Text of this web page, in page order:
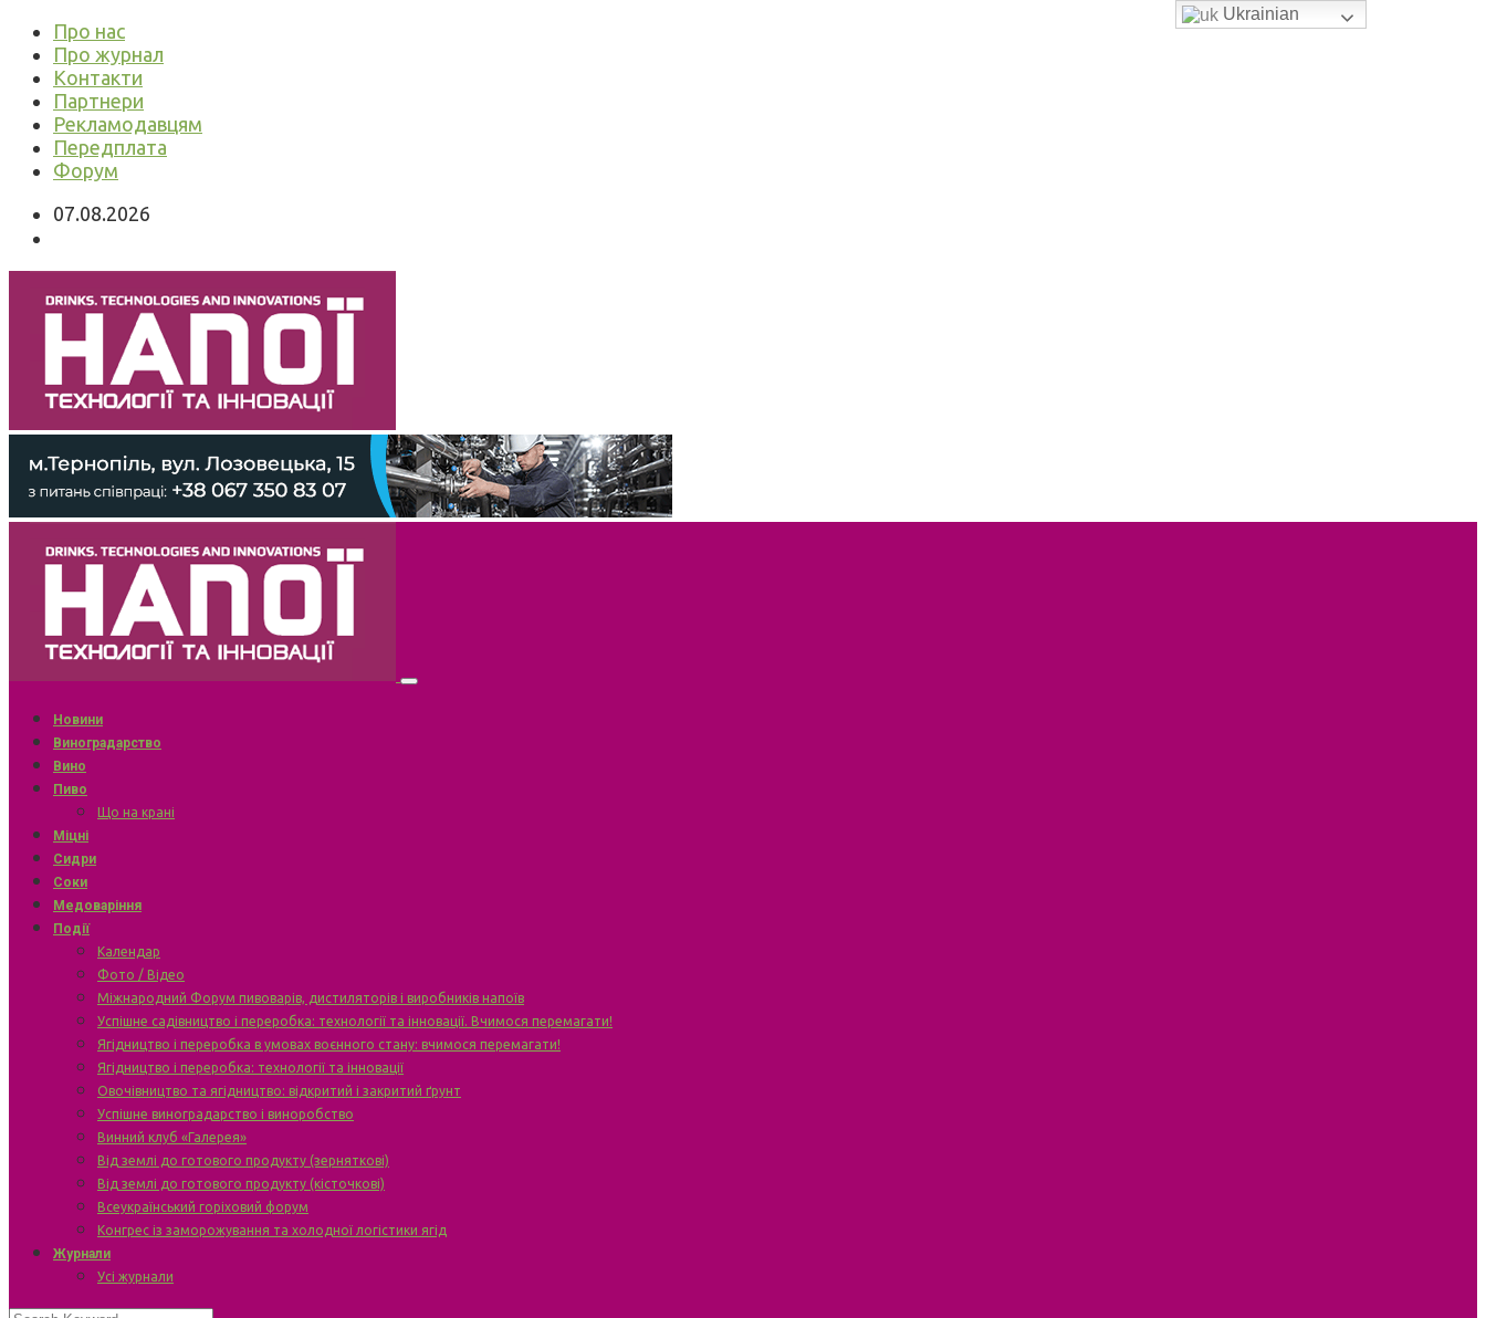
Про нас
Про журнал
Контакти
Партнери
Рекламодавцям
Передплата
Форум
07.08.2026
Новини
Виноградарство
Вино
Пиво
Що на крані
Міцні
Сидри
Соки
Медоваріння
Події
Календар
Фото / Відео
Міжнародний Форум пивоварів, дистиляторів і виробників напоїв
Успішне садівництво і переробка: технології та інновації. Вчимося перемагати!
Ягідництво і переробка в умовах воєнного стану: вчимося перемагати!
Ягідництво і переробка: технології та інновації
Овочівництво та ягідництво: відкритий і закритий ґрунт
Успішне виноградарство і виноробство
Винний клуб «Галерея»
Від землі до готового продукту (зерняткові)
Від землі до готового продукту (кісточкові)
Всеукраїнський горіховий форум
Конгрес із заморожування та холодної логістики ягід
Журнали
Усі журнали
Ukrainian